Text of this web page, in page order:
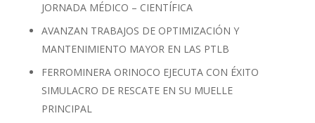
JORNADA MÉDICO – CIENTÍFICA
AVANZAN TRABAJOS DE OPTIMIZACIÓN Y
MANTENIMIENTO MAYOR EN LAS PTLB
FERROMINERA ORINOCO EJECUTA CON ÉXITO
SIMULACRO DE RESCATE EN SU MUELLE
PRINCIPAL